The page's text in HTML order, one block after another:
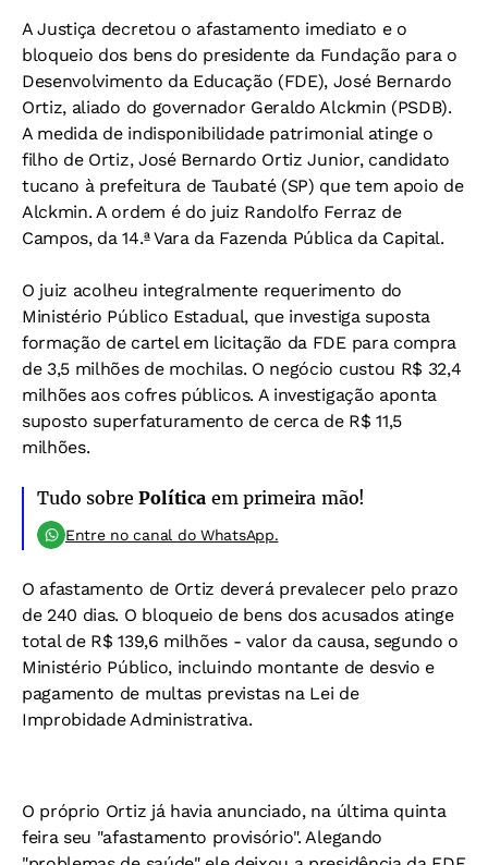
A Justiça decretou o afastamento imediato e o
bloqueio dos bens do presidente da Fundação para o
Desenvolvimento da Educação (FDE), José Bernardo
Ortiz, aliado do governador Geraldo Alckmin (PSDB).
A medida de indisponibilidade patrimonial atinge o
filho de Ortiz, José Bernardo Ortiz Junior, candidato
tucano à prefeitura de Taubaté (SP) que tem apoio de
Alckmin. A ordem é do juiz Randolfo Ferraz de
Campos, da 14.ª Vara da Fazenda Pública da Capital.
O juiz acolheu integralmente requerimento do
Ministério Público Estadual, que investiga suposta
formação de cartel em licitação da FDE para compra
de 3,5 milhões de mochilas. O negócio custou R$ 32,4
milhões aos cofres públicos. A investigação aponta
suposto superfaturamento de cerca de R$ 11,5
milhões.
Tudo sobrePolíticaem primeira mão!
Entre no canal do WhatsApp.
O afastamento de Ortiz deverá prevalecer pelo prazo
de 240 dias. O bloqueio de bens dos acusados atinge
total de R$ 139,6 milhões - valor da causa, segundo o
Ministério Público, incluindo montante de desvio e
pagamento de multas previstas na Lei de
Improbidade Administrativa.
O próprio Ortiz já havia anunciado, na última quinta
feira seu "afastamento provisório". Alegando